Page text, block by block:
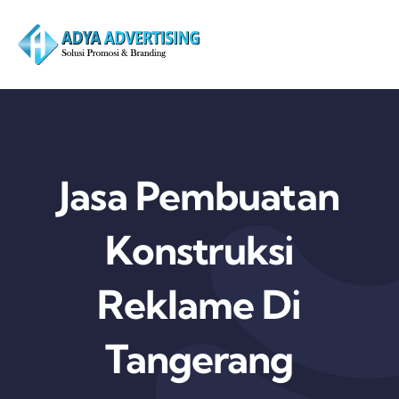
content
Jasa Pembuatan
Konstruksi
Reklame Di
Tangerang